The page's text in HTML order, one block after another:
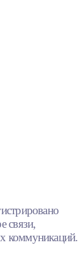
связи,
коммуникаций.